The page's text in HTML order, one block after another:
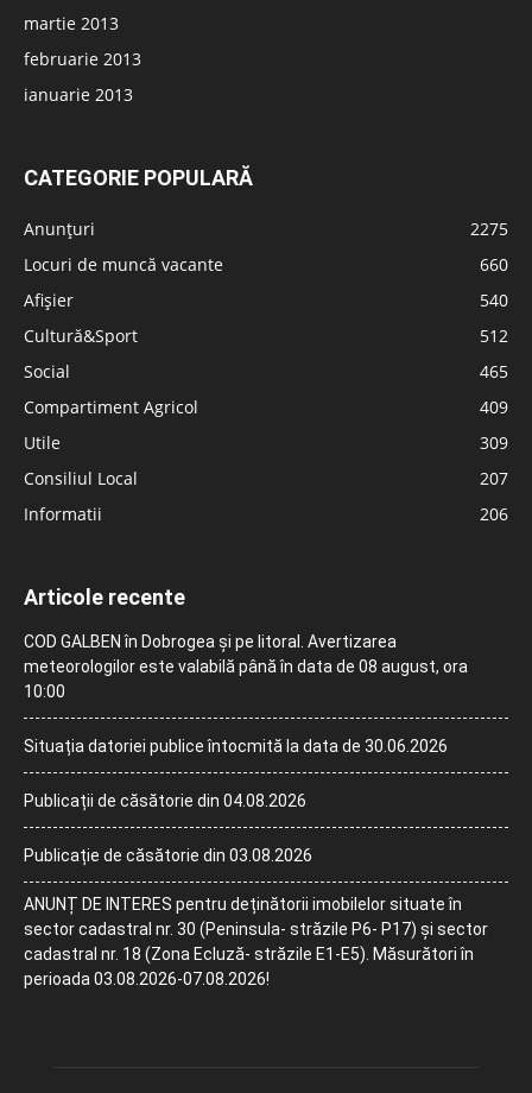
martie 2013
februarie 2013
ianuarie 2013
CATEGORIE POPULARĂ
Anunțuri
2275
Locuri de muncă vacante
660
Afișier
540
Cultură&Sport
512
Social
465
Compartiment Agricol
409
Utile
309
Consiliul Local
207
Informatii
206
Articole recente
COD GALBEN în Dobrogea și pe litoral. Avertizarea
meteorologilor este valabilă până în data de 08 august, ora
10:00
Situația datoriei publice întocmită la data de 30.06.2026
Publicații de căsătorie din 04.08.2026
Publicație de căsătorie din 03.08.2026
ANUNȚ DE INTERES pentru deținătorii imobilelor situate în
sector cadastral nr. 30 (Peninsula- străzile P6- P17) și sector
cadastral nr. 18 (Zona Ecluză- străzile E1-E5). Măsurători în
perioada 03.08.2026-07.08.2026!